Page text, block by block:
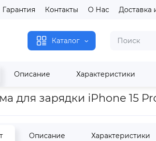
Гарантия Контакты О Нас Доставка
Каталог
Описание Характеристики
для зарядки iPhone 15 Pro
для зарядки iPhone 15
Описание Характеристики